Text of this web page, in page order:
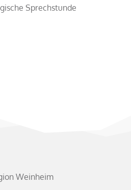
Sprechstunde
Weinheim